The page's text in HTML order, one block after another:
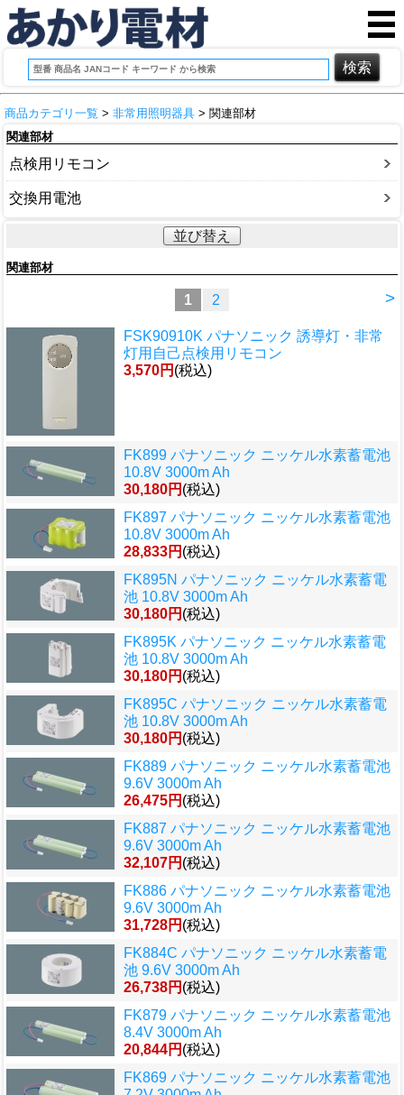
商品カテゴリ一覧 > 非常用照明器具 > 関連部材
関連部材
点検用リモコン
交換用電池
並び替え
関連部材
>
1 2
FSK90910K パナソニック 誘導灯・非常
灯用自己点検用リモコン
3,570円 (税込)
FK899 パナソニック ニッケル水素蓄電池
10.8V 3000m Ah
30,180円 (税込)
FK897 パナソニック ニッケル水素蓄電池
10.8V 3000m Ah
28,833円 (税込)
FK895N パナソニック ニッケル水素蓄電
池 10.8V 3000m Ah
30,180円 (税込)
FK895K パナソニック ニッケル水素蓄電
池 10.8V 3000m Ah
30,180円 (税込)
FK895C パナソニック ニッケル水素蓄電
池 10.8V 3000m Ah
30,180円 (税込)
FK889 パナソニック ニッケル水素蓄電池
9.6V 3000m Ah
26,475円 (税込)
FK887 パナソニック ニッケル水素蓄電池
9.6V 3000m Ah
32,107円 (税込)
FK886 パナソニック ニッケル水素蓄電池
9.6V 3000m Ah
31,728円 (税込)
FK884C パナソニック ニッケル水素蓄電
池 9.6V 3000m Ah
26,738円 (税込)
FK879 パナソニック ニッケル水素蓄電池
8.4V 3000m Ah
20,844円 (税込)
FK869 パナソニック ニッケル水素蓄電池